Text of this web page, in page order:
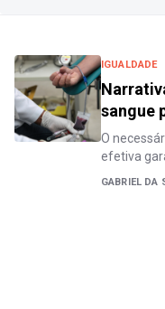
IGUALDADE
sangue
O
efetiva
GABRIEL DA